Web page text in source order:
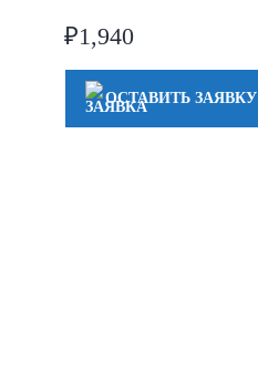
₽1,940
ОСТАВИТЬ ЗАЯВКУ